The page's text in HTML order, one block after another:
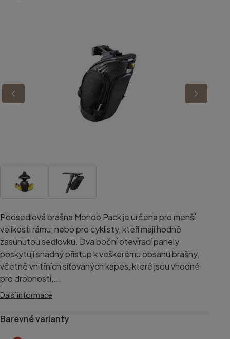
Podsedlová brašna Mondo Pack je určena pro menší
velikosti rámu, nebo pro cyklisty, kteří mají hodně
zasunutou sedlovku. Dva boční otevírací panely
poskytují snadný přístup k veškerému obsahu brašny,
včetně vnitřních síťovaných kapes, které jsou vhodné
pro drobnosti,...
Další informace
Barevné varianty